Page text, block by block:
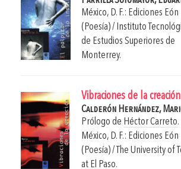
México, D. F.: Ediciones Eón
(Poesía) / Instituto
de Estudios Superiores de
Monterrey.
Vibraciones de la creación
Calderón Hernández,
Prólogo de Héctor Carreto.
México, D. F.: Ediciones Eón
(Poesía) / The University of
at El Paso.